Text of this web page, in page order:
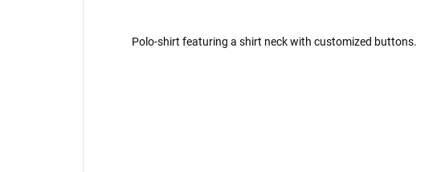
Polo-shirt featuring a shirt neck with customized buttons.